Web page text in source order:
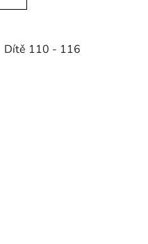
Dítě 110 - 116